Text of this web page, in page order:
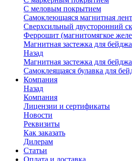
С меловым покрытием
Самоклеющаяся магнитная
Сверхсильный двусторонний
Феррошит (магнитомягкое
Магнитная застежка для бейджа
Назад
Магнитная застежка для бейджа
Самоклеящаяся булавка для
Компания
Назад
Компания
Лицензии и сертификаты
Новости
Реквизиты
Как заказать
Дилерам
Статьи
Оплата и доставка